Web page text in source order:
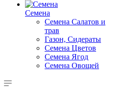
Семена
Семена Салатов и
трав
Газон, Сидераты
Семена Цветов
Семена Ягод
Семена Овощей